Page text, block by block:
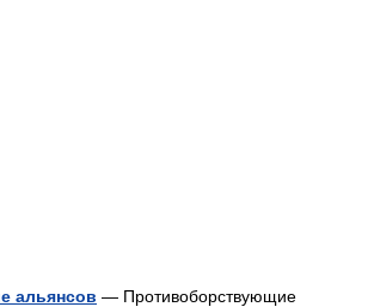
альянсов — Противоборствующие